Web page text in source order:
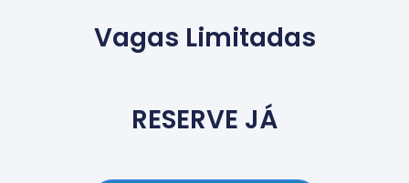
Vagas Limitadas
RESERVE JÁ